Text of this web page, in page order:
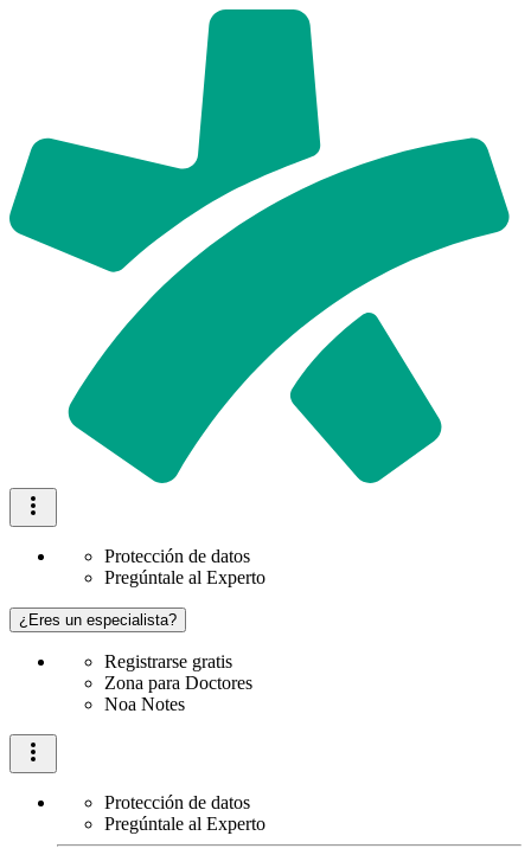
Protección de datos
Pregúntale al Experto
¿Eres un especialista?
Registrarse gratis
Zona para Doctores
Noa Notes
Protección de datos
Pregúntale al Experto